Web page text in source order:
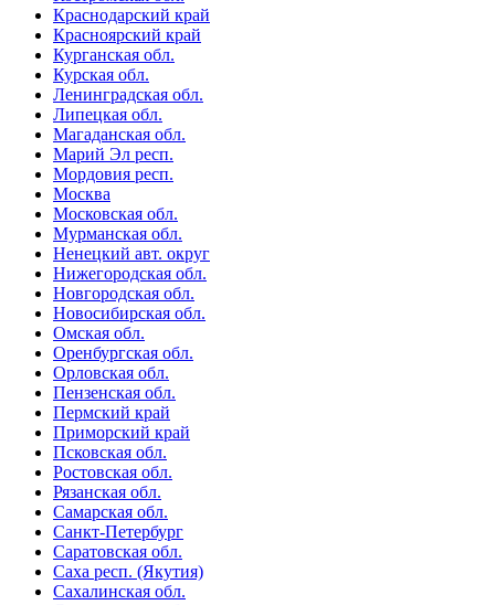
Краснодарский край
Красноярский край
Курганская обл.
Курская обл.
Ленинградская обл.
Липецкая обл.
Магаданская обл.
Марий Эл респ.
Мордовия респ.
Москва
Московская обл.
Мурманская обл.
Ненецкий авт. округ
Нижегородская обл.
Новгородская обл.
Новосибирская обл.
Омская обл.
Оренбургская обл.
Орловская обл.
Пензенская обл.
Пермский край
Приморский край
Псковская обл.
Ростовская обл.
Рязанская обл.
Самарская обл.
Санкт-Петербург
Саратовская обл.
Саха респ. (Якутия)
Сахалинская обл.